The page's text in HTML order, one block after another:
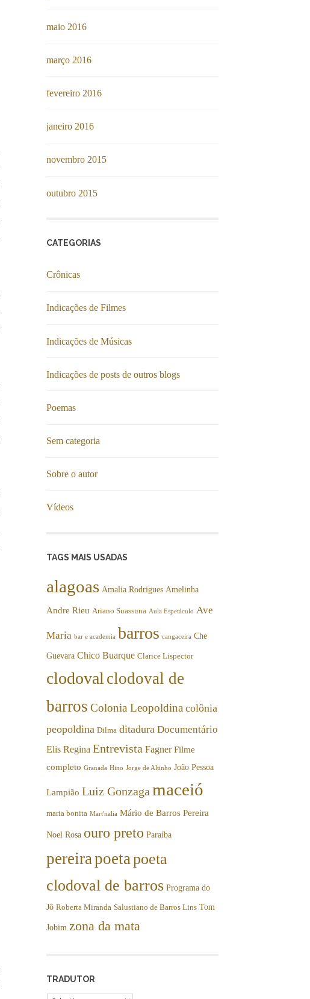
maio 2016
março 2016
fevereiro 2016
janeiro 2016
novembro 2015
outubro 2015
CATEGORIAS
Crônicas
Indicações de Filmes
Indicações de Músicas
Indicações de posts de outros blogs
Poemas
Sem categoria
Sobre o autor
Vídeos
TAGS MAIS USADAS
alagoas Amalia Rodrigues Amelinha
Andre Rieu Ariano Suassuna Aula Espetáculo Ave
Maria bar e academia barros cangaceira Che
Guevara Chico Buarque Clarice Lispector
clodoval clodoval de
barros Colonia Leopoldina colônia
peopoldina Dilma ditadura Documentário
Elis Regina Entrevista Fagner Filme
completo Granada Hino Jorge de Altinho João Pessoa
Lampião Luiz Gonzaga maceió
maria bonita Mart'nalia Mário de Barros Pereira
Noel Rosa ouro preto Paraíba
pereira poeta poeta
clodoval de barros Programa do
Jô Roberta Miranda Salustiano de Barros Lins Tom
Jobim zona da mata
TRADUTOR